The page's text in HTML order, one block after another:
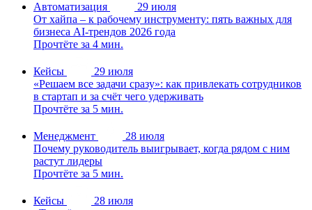
Автоматизация
29 июля
От хайпа – к рабочему инструменту: пять важных для
бизнеса AI-трендов 2026 года
Прочтёте за 4 мин.
Кейсы
29 июля
«Решаем все задачи сразу»: как привлекать сотрудников
в стартап и за счёт чего удерживать
Прочтёте за 5 мин.
Менеджмент
28 июля
Почему руководитель выигрывает, когда рядом с ним
растут лидеры
Прочтёте за 5 мин.
Кейсы
28 июля